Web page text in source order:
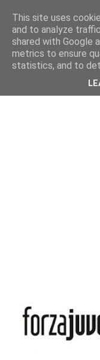
This site uses
and to analyze
shared with Google
metrics to ensure
statistics, and to